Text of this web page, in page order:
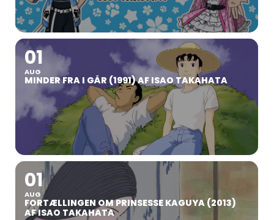
01
AUG
MINDER FRA I GÅR (1991) AF ISAO TAKAHATA
01
AUG
FORTÆLLINGEN OM PRINSESSE KAGUYA (2013)
AF ISAO TAKAHATA